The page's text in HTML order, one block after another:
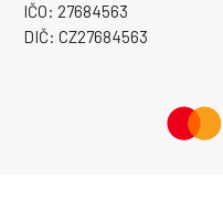
IČO: 27684563
DIČ: CZ27684563